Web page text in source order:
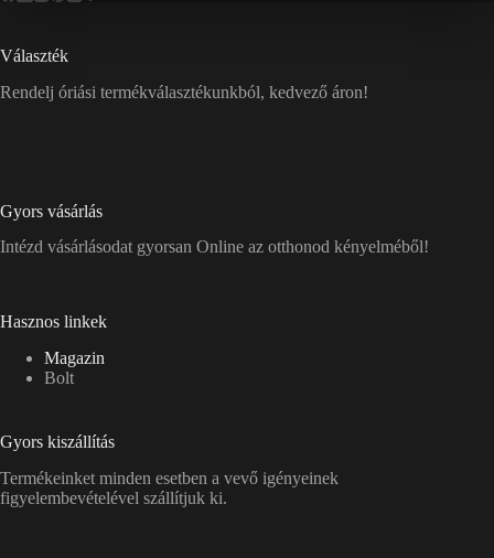
Választék
Rendelj óriási termékválasztékunkból, kedvező áron!
Gyors vásárlás
Intézd vásárlásodat gyorsan Online az otthonod kényelméből!
Hasznos linkek
Magazin
Bolt
Gyors kiszállítás
Termékeinket minden esetben a vevő igényeinek
figyelembevételével szállítjuk ki.